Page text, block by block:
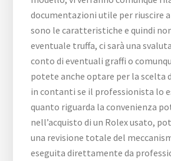
documentazioni utile per riuscire
sono le caratteristiche e quindi
eventuale truffa, ci sarà una
conto di eventuali graffi o
potete anche optare per la scelta
in contanti se il professionista lo
quanto riguarda la convenienza
nell’acquisto di un Rolex usato,
una revisione totale del
eseguita direttamente da